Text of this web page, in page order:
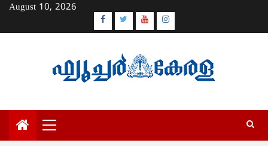
Skip
content
August 10, 2026
Facebook
TwitterYoutubeInstagram
Primary
Menu